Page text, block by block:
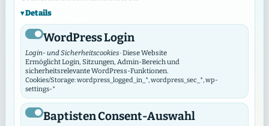
Details
WordPress Login
Login- und Sicherheitscookies· Diese Website
Ermöglicht Login, Sitzungen, Admin-Bereich und
sicherheitsrelevante WordPress-Funktionen.
Cookies/Storage: wordpress_logged_in_*, wordpress_sec_*, wp-
settings-*
Baptisten Consent-Auswahl